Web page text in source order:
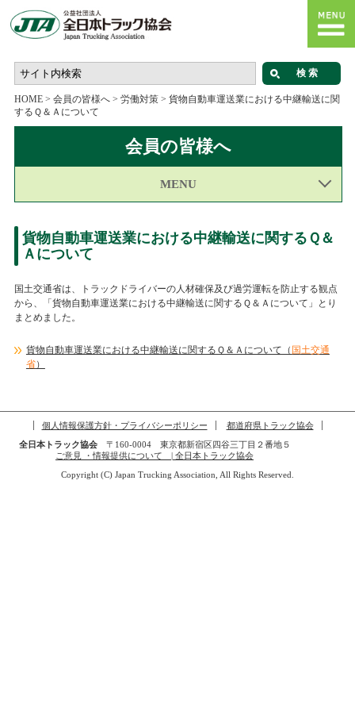
HOME> 会員の皆様へ> 労働対策> 貨物自動車運送業における中継輸送に関
するＱ＆Ａについて
会員の皆様へ
MENU
貨物自動車運送業における中継輸送に関するＱ＆
Ａについて
国土交通省は、トラックドライバーの人材確保及び過労運転を防止する観点
から、「貨物自動車運送業における中継輸送に関するＱ＆Ａについて」とり
まとめました。
貨物自動車運送業における中継輸送に関するＱ＆Ａについて（ 国土交通
省）
個人情報保護方針・プライバシーポリシー
都道府県トラック協会
全日本トラック協会〒160-0004 東京都新宿区四谷三丁目２番地５
ご意見 ・情報提供について | 全日本トラック協会
Copyright (C) Japan Trucking Association, All Rights Reserved.